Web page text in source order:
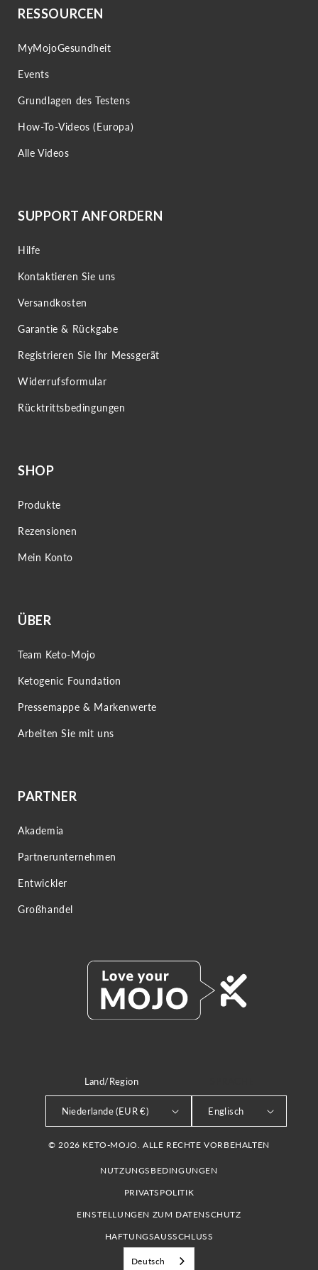
RESSOURCEN
MyMojoGesundheit
Events
Grundlagen des Testens
How-To-Videos (Europa)
Alle Videos
SUPPORT ANFORDERN
Hilfe
Kontaktieren Sie uns
Versandkosten
Garantie & Rückgabe
Registrieren Sie Ihr Messgerät
Widerrufsformular
Rücktrittsbedingungen
SHOP
Produkte
Rezensionen
Mein Konto
ÜBER
Team Keto-Mojo
Ketogenic Foundation
Pressemappe & Markenwerte
Arbeiten Sie mit uns
PARTNER
Akademia
Partnerunternehmen
Entwickler
Großhandel
Land/Region
Niederlande (EUR €) Englisch
© 2026 KETO-MOJO. ALLE RECHTE VORBEHALTEN
NUTZUNGSBEDINGUNGEN
PRIVATSPOLITIK
EINSTELLUNGEN ZUM DATENSCHUTZ
HAFTUNGSAUSSCHLUSS
Deutsch